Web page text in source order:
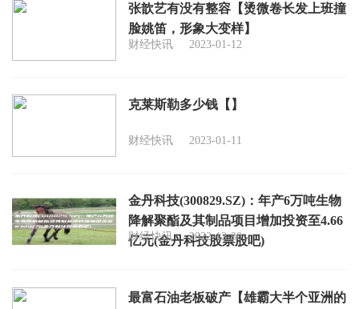
张歆艺有没有整容【烫微卷长发上班撞
脸姚笛，形象大变样】
财经快讯 2023-01-12
克莱斯勒多少钱【】
财经快讯 2023-01-11
金丹科技(300829.SZ)：年产6万吨生物
降解聚酯及其制品项目增加投资至4.66
亿元(金丹科技股票股吧)
财经快讯 2022-12-30
最富石油老板破产【雄霸大半个亚洲的